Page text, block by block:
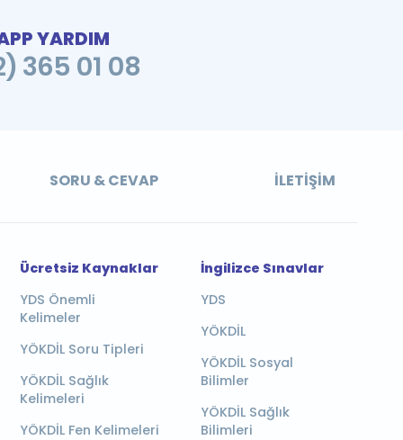
YARDIM
365 01 08
SORU & CEVAP İLETIŞIM
Ücretsiz Kaynaklar
YDS Önemli
Kelimeler
YÖKDİL Soru Tipleri
YÖKDİL Sağlık
Kelimeleri
YÖKDİL Fen Kelimeleri
İngilizce Sınavlar
YDS
YÖKDİL
YÖKDİL Sosyal
Bilimler
YÖKDİL Sağlık
Bilimleri